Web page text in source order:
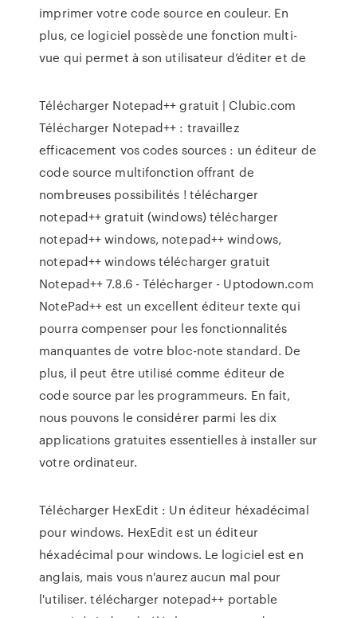
imprimer votre code source en couleur. En
plus, ce logiciel possède une fonction multi-
vue qui permet à son utilisateur d’éditer et de
Télécharger Notepad++ gratuit | Clubic.com
Télécharger Notepad++ : travaillez
efficacement vos codes sources : un éditeur de
code source multifonction offrant de
nombreuses possibilités ! télécharger
notepad++ gratuit (windows) télécharger
notepad++ windows, notepad++ windows,
notepad++ windows télécharger gratuit
Notepad++ 7.8.6 - Télécharger - Uptodown.com
NotePad++ est un excellent éditeur texte qui
pourra compenser pour les fonctionnalités
manquantes de votre bloc-note standard. De
plus, il peut être utilisé comme éditeur de
code source par les programmeurs. En fait,
nous pouvons le considérer parmi les dix
applications gratuites essentielles à installer sur
votre ordinateur.
Télécharger HexEdit : Un éditeur héxadécimal
pour windows. HexEdit est un éditeur
héxadécimal pour windows. Le logiciel est en
anglais, mais vous n'aurez aucun mal pour
l'utiliser. télécharger notepad++ portable